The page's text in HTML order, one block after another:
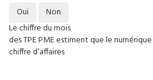
Oui
Non
Le chiffre du mois
des TPE PME estiment que le
chiffre d’affaires